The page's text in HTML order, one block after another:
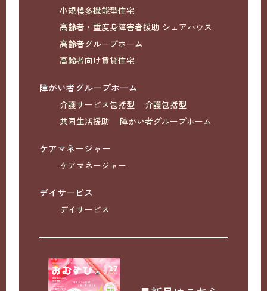
小規模多機能型住宅
高齢者・重度身障害者援助 シェアハウス
高齢者グループホーム
高齢者向け賃貸住宅
障がい者グループホーム
介護サービス包括型
介護包括型
共同生活援助
障がい者グループホーム
ケアマネージャー
ケアマネージャー
デイサービス
デイサービス